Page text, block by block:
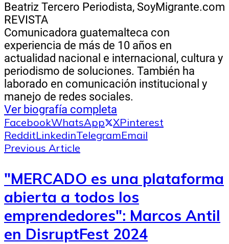
Beatriz Tercero Periodista, SoyMigrante.com
REVISTA
Comunicadora guatemalteca con
experiencia de más de 10 años en
actualidad nacional e internacional, cultura y
periodismo de soluciones. También ha
laborado en comunicación institucional y
manejo de redes sociales.
Ver biografía completa
FacebookWhatsApp XPinterest
RedditLinkedinTelegramEmail
Previous Article
"MERCADO es una plataforma
abierta a todos los
emprendedores": Marcos Antil
en DisruptFest 2024